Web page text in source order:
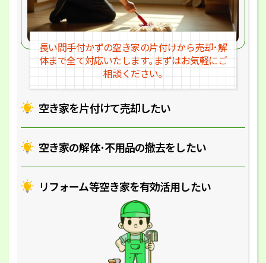
空き家を片付けて売却したい
空き家の解体･不用品の撤去をしたい
リフォーム等空き家を有効活用したい
長い間手付かずの空き家の片付けから売却･解
体まで全て対応いたします｡ まずはお気軽にご
相談ください｡